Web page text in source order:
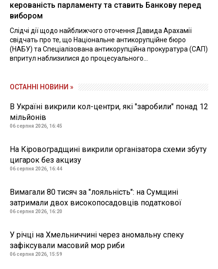
керованість парламенту та ставить Банкову перед
вибором
Слідчі дії щодо найближчого оточення Давида Арахамії
свідчать про те, що Національне антикорупційне бюро
(НАБУ) та Спеціалізована антикорупційна прокуратура (САП)
впритул наблизилися до процесуального...
ОСТАННІ НОВИНИ »
В Україні викрили кол-центри, які "заробили" понад 12
мільйонів
06 серпня 2026, 16:45
На Кіровоградщині викрили організатора схеми збуту
цигарок без акцизу
06 серпня 2026, 16:44
Вимагали 80 тисяч за "лояльність": на Сумщині
затримали двох високопосадовців податкової
06 серпня 2026, 16:20
У річці на Хмельниччині через аномальну спеку
зафіксували масовий мор риби
06 серпня 2026, 15:59